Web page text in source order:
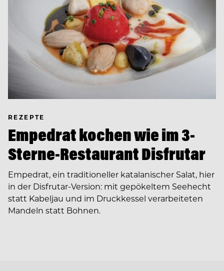
REZEPTE
Empedrat kochen wie im 3-
Sterne-Restaurant Disfrutar
Empedrat, ein traditioneller katalanischer Salat, hier
in der Disfrutar-Version: mit gepökeltem Seehecht
statt Kabeljau und im Druckkessel verarbeiteten
Mandeln statt Bohnen.